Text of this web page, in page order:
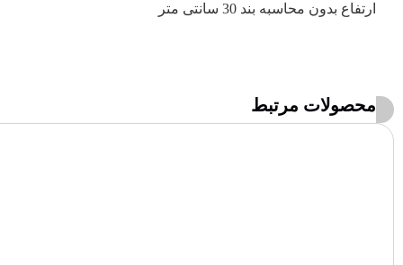
ارتفاع بدون محاسبه بند 30 سانتی متر
محصولات مرتبط